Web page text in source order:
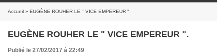
Accueil » EUGÈNE ROUHER LE " VICE EMPEREUR ".
EUGÈNE ROUHER LE " VICE EMPEREUR ".
Publié le 27/02/2017 à 22:49